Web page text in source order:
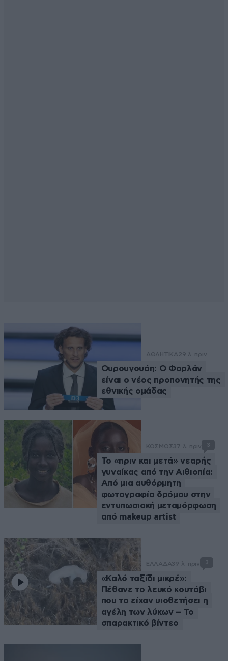
ΑΘΛΗΤΙΚΑ29 λ. πριν
Ουρουγουάη: Ο Φορλάν
είναι ο νέος προπονητής της
εθνικής ομάδας
ΚΟΣΜΟΣ37 λ. πριν 3
Το «πριν και μετά» νεαρής
γυναίκας από την Αιθιοπία:
Από μια αυθόρμητη
φωτογραφία δρόμου στην
εντυπωσιακή μεταμόρφωση
από makeup artist
ΕΛΛΑΔΑ39 λ. πριν 3
«Καλό ταξίδι μικρέ»:
Πέθανε το λευκό κουτάβι
που το είχαν υιοθετήσει η
αγέλη των λύκων – Το
σπαρακτικό βίντεο